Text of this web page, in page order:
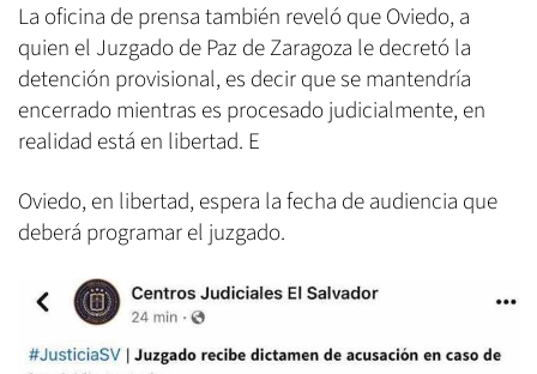
La oficina de prensa también reveló que Oviedo, a
quien el Juzgado de Paz de Zaragoza le decretó la
detención provisional, es decir que se mantendría
encerrado mientras es procesado judicialmente, en
realidad está en libertad. E
Oviedo, en libertad, espera la fecha de audiencia que
deberá programar el juzgado.